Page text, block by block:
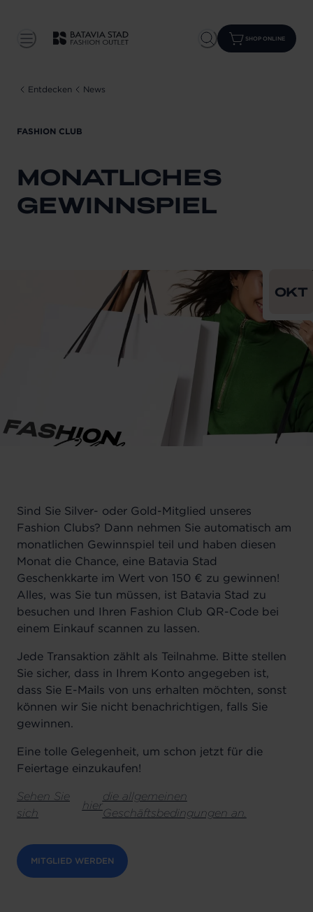
SHOP ONLINE
Entdecken News
FASHION CLUB
MONATLICHES
GEWINNSPIEL
From
OKT
Sind Sie Silver- oder Gold-Mitglied unseres
Fashion Clubs? Dann nehmen Sie automatisch am
monatlichen Gewinnspiel teil und haben diesen
Monat die Chance, eine Batavia Stad
Geschenkkarte im Wert von 150 € zu gewinnen!
Alles, was Sie tun müssen, ist Batavia Stad zu
besuchen und Ihren Fashion Club QR-Code bei
einem Einkauf scannen zu lassen.
Jede Transaktion zählt als Teilnahme. Bitte stellen
Sie sicher, dass in Ihrem Konto angegeben ist,
dass Sie E-Mails von uns erhalten möchten, sonst
können wir Sie nicht benachrichtigen, falls Sie
gewinnen.
Eine tolle Gelegenheit, um schon jetzt für die
Feiertage einzukaufen!
Sehen Sie
sich
hier
die allgemeinen
Geschäftsbedingungen an.
MITGLIED WERDEN